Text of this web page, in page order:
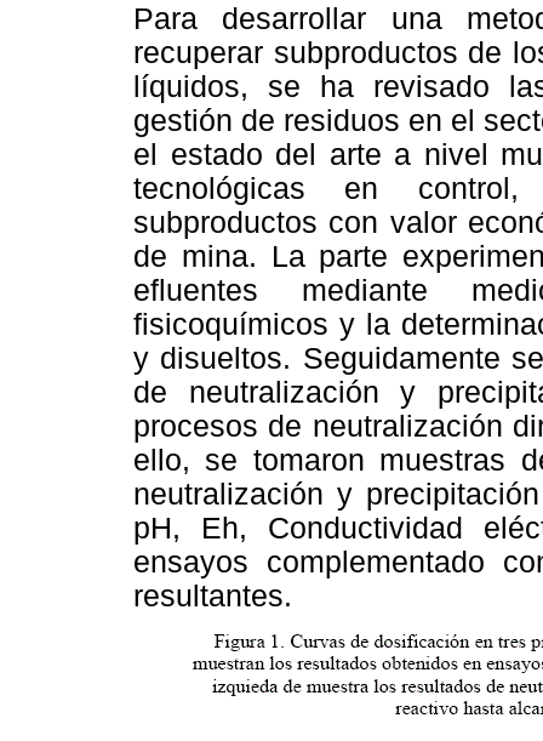
Para desarrollar una
recuperar subproductos de
líquidos, se ha revisado
gestión de residuos en el
el estado del arte a nivel
tecnológicas en
subproductos con valor
de mina. La parte
efluentes mediante
fisicoquímicos y la
y disueltos. Seguidamente
de neutralización y
procesos de neutralización
ello, se tomaron muestras
neutralización y
pH, Eh, Conductividad
ensayos complementado
resultantes.